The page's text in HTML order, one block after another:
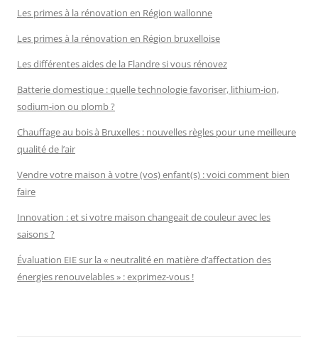
Les primes à la rénovation en Région wallonne
Les primes à la rénovation en Région bruxelloise
Les différentes aides de la Flandre si vous rénovez
Batterie domestique : quelle technologie favoriser, lithium-ion,
sodium-ion ou plomb ?
Chauffage au bois à Bruxelles : nouvelles règles pour une meilleure
qualité de l’air
Vendre votre maison à votre (vos) enfant(s) : voici comment bien
faire
Innovation : et si votre maison changeait de couleur avec les
saisons ?
Évaluation EIE sur la « neutralité en matière d’affectation des
énergies renouvelables » : exprimez-vous !